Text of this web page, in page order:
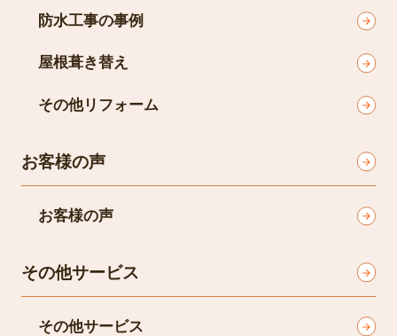
防水工事の事例
屋根葺き替え
その他リフォーム
お客様の声
お客様の声
その他サービス
その他サービス